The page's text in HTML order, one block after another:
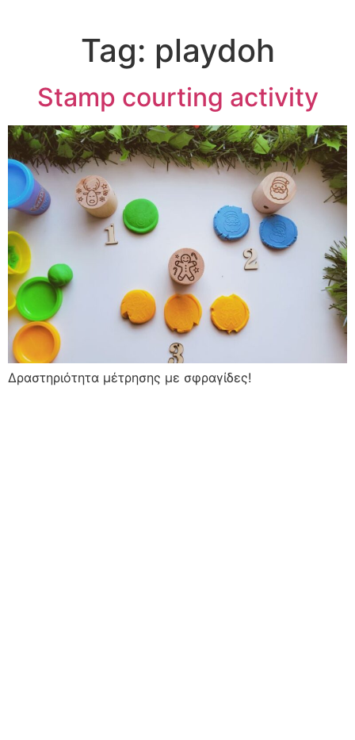
Tag: playdoh
Stamp courting activity
Δραστηριότητα μέτρησης με σφραγίδες!